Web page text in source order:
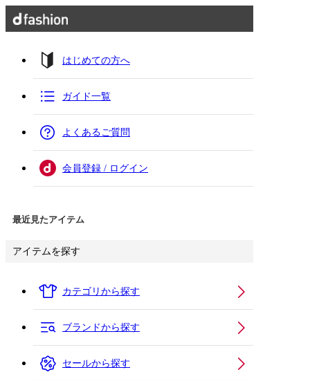
はじめての方へ
ガイド一覧
よくあるご質問
会員登録 / ログイン
最近見たアイテム
アイテムを探す
カテゴリから探す
ブランドから探す
セールから探す